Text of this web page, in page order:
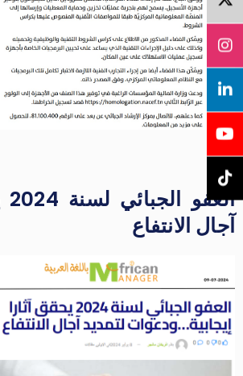
آجال الانتفاع